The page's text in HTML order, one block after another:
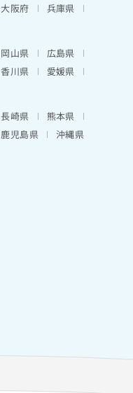
大阪府
兵庫県
岡山県
広島県
香川県
愛媛県
長崎県
熊本県
鹿児島県 沖縄県